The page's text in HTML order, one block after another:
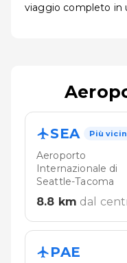
viaggio completo in
SEA Più
Aeroporto
Internazionale di
Seattle-Tacoma
8.8 km dal
PAE